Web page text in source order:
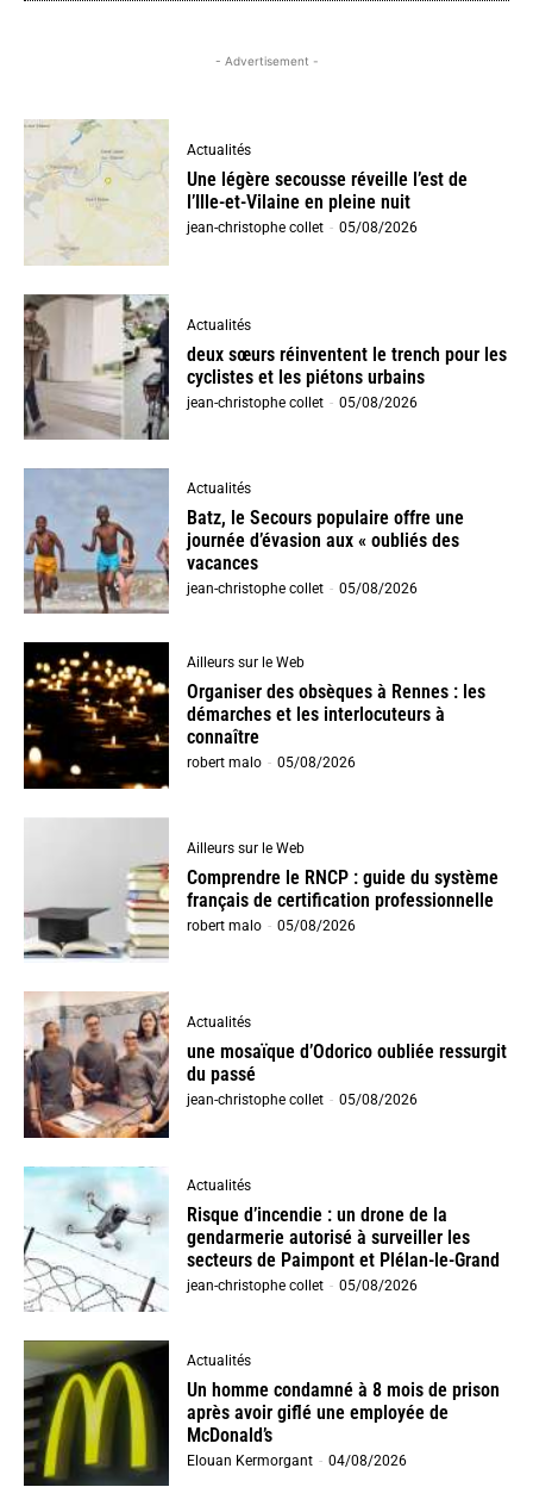
- Advertisement -
Actualités
Une légère secousse réveille l’est de
l’Ille-et-Vilaine en pleine nuit
jean-christophe collet - 05/08/2026
Actualités
deux sœurs réinventent le trench pour les
cyclistes et les piétons urbains
jean-christophe collet - 05/08/2026
Actualités
Batz, le Secours populaire offre une
journée d’évasion aux « oubliés des
vacances
jean-christophe collet - 05/08/2026
Ailleurs sur le Web
Organiser des obsèques à Rennes : les
démarches et les interlocuteurs à
connaître
robert malo - 05/08/2026
Ailleurs sur le Web
Comprendre le RNCP : guide du système
français de certification professionnelle
robert malo - 05/08/2026
Actualités
une mosaïque d’Odorico oubliée ressurgit
du passé
jean-christophe collet - 05/08/2026
Actualités
Risque d’incendie : un drone de la
gendarmerie autorisé à surveiller les
secteurs de Paimpont et Plélan-le-Grand
jean-christophe collet - 05/08/2026
Actualités
Un homme condamné à 8 mois de prison
après avoir giflé une employée de
McDonald’s
Elouan Kermorgant - 04/08/2026